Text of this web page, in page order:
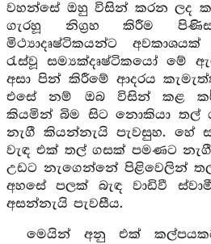
වහන්සේ ඔහු විසින් කරන ලද
ගැරහූ නිග්‍රහ කිරීම
මිථ්‍යාදෘෂ්ටිකයන්ට
රැස්වූ සම්‍යක්දෘෂ්ටිකයෝ මේ
අසා පින් කිරීමේ ආදරය
එසේ නම් ඔබ විසින් කළ
කියමින් බිම සිට නොකියා තල්
නැගී කියන්නැයි පැවසුහ. හේ
වැඳ එක් තල් ගසක් පමණට නැගී
උඩට නැගෙන්නේ පිළිවෙලින්
අහසේ පලක් බැඳ වාඩිවී
අසන්නැයි පැවසීය.
මෙයින් අනු එක්